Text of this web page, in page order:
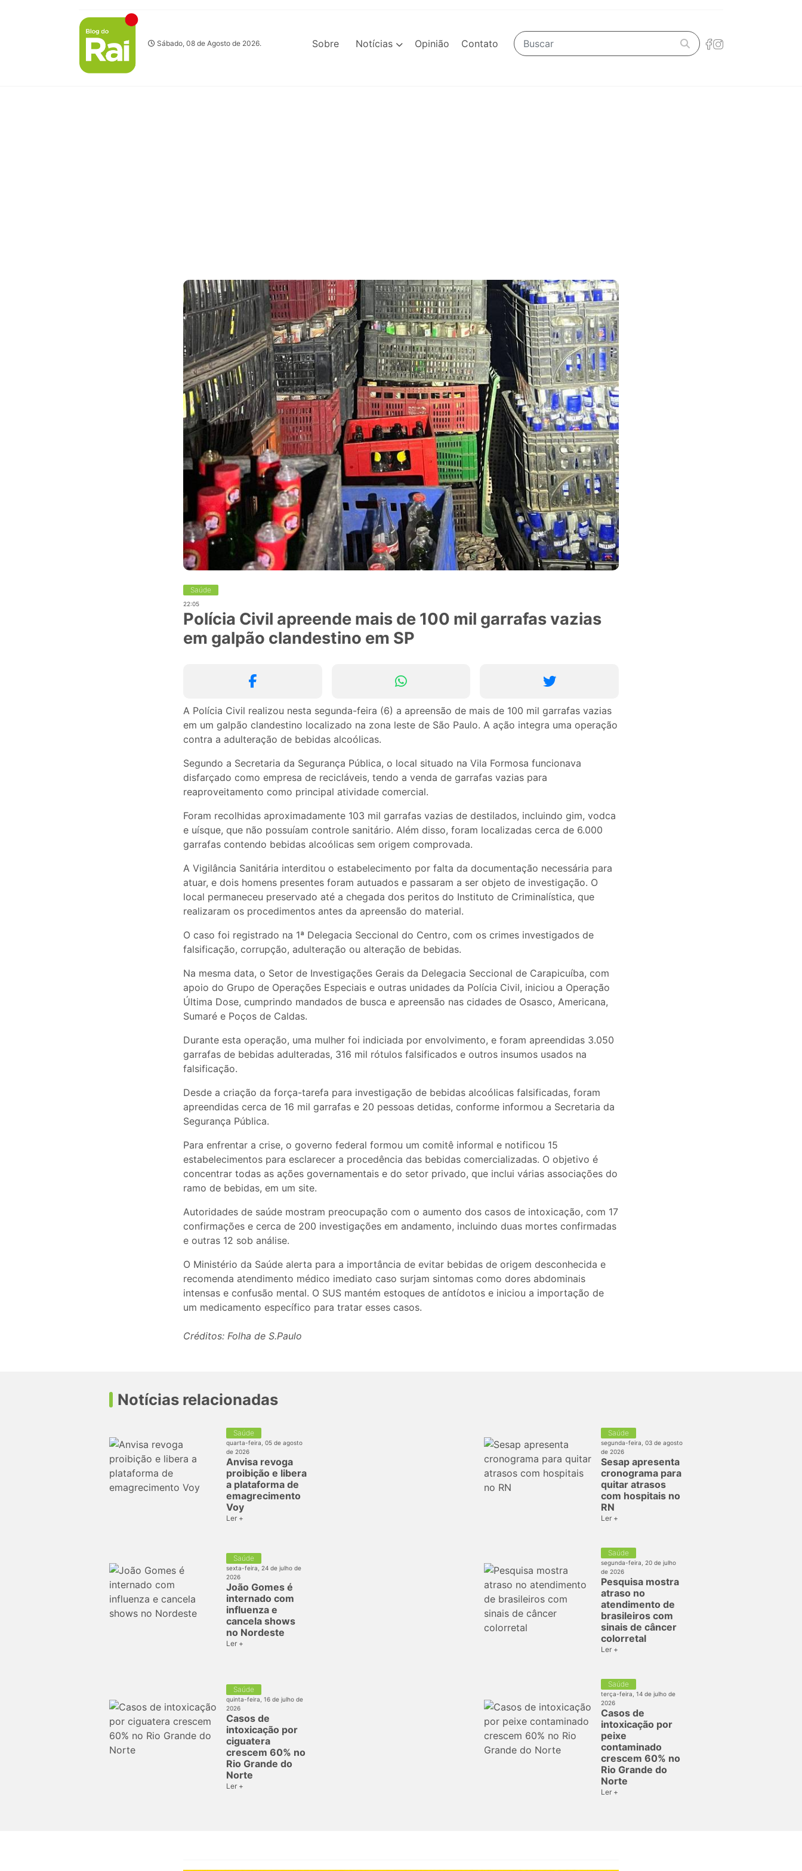
Sábado, 08 de Agosto de 2026. Sobre Notícias Opinião Contato
Saúde
22:05
Polícia Civil apreende mais de 100 mil garrafas vazias
em galpão clandestino em SP
A Polícia Civil realizou nesta segunda-feira (6) a apreensão de mais de 100 mil garrafas vazias
em um galpão clandestino localizado na zona leste de São Paulo. A ação integra uma operação
contra a adulteração de bebidas alcoólicas.
Segundo a Secretaria da Segurança Pública, o local situado na Vila Formosa funcionava
disfarçado como empresa de recicláveis, tendo a venda de garrafas vazias para
reaproveitamento como principal atividade comercial.
Foram recolhidas aproximadamente 103 mil garrafas vazias de destilados, incluindo gim, vodca
e uísque, que não possuíam controle sanitário. Além disso, foram localizadas cerca de 6.000
garrafas contendo bebidas alcoólicas sem origem comprovada.
A Vigilância Sanitária interditou o estabelecimento por falta da documentação necessária para
atuar, e dois homens presentes foram autuados e passaram a ser objeto de investigação. O
local permaneceu preservado até a chegada dos peritos do Instituto de Criminalística, que
realizaram os procedimentos antes da apreensão do material.
O caso foi registrado na 1ª Delegacia Seccional do Centro, com os crimes investigados de
falsificação, corrupção, adulteração ou alteração de bebidas.
Na mesma data, o Setor de Investigações Gerais da Delegacia Seccional de Carapicuíba, com
apoio do Grupo de Operações Especiais e outras unidades da Polícia Civil, iniciou a Operação
Última Dose, cumprindo mandados de busca e apreensão nas cidades de Osasco, Americana,
Sumaré e Poços de Caldas.
Durante esta operação, uma mulher foi indiciada por envolvimento, e foram apreendidas 3.050
garrafas de bebidas adulteradas, 316 mil rótulos falsificados e outros insumos usados na
falsificação.
Desde a criação da força-tarefa para investigação de bebidas alcoólicas falsificadas, foram
apreendidas cerca de 16 mil garrafas e 20 pessoas detidas, conforme informou a Secretaria da
Segurança Pública.
Para enfrentar a crise, o governo federal formou um comitê informal e notificou 15
estabelecimentos para esclarecer a procedência das bebidas comercializadas. O objetivo é
concentrar todas as ações governamentais e do setor privado, que inclui várias associações do
ramo de bebidas, em um site.
Autoridades de saúde mostram preocupação com o aumento dos casos de intoxicação, com 17
confirmações e cerca de 200 investigações em andamento, incluindo duas mortes confirmadas
e outras 12 sob análise.
O Ministério da Saúde alerta para a importância de evitar bebidas de origem desconhecida e
recomenda atendimento médico imediato caso surjam sintomas como dores abdominais
intensas e confusão mental. O SUS mantém estoques de antídotos e iniciou a importação de
um medicamento específico para tratar esses casos.
Créditos: Folha de S.Paulo
Notícias relacionadas
Saúde
quarta-feira, 05 de agosto
de 2026
Anvisa revoga
proibição e libera
a plataforma de
emagrecimento
Voy
Ler +
Saúde
segunda-feira, 03 de agosto
de 2026
Sesap apresenta
cronograma para
quitar atrasos
com hospitais no
RN
Ler +
Saúde
sexta-feira, 24 de julho de
2026
João Gomes é
internado com
influenza e
cancela shows
no Nordeste
Ler +
Saúde
segunda-feira, 20 de julho
de 2026
Pesquisa mostra
atraso no
atendimento de
brasileiros com
sinais de câncer
colorretal
Ler +
Saúde
quinta-feira, 16 de julho de
2026
Casos de
intoxicação por
ciguatera
crescem 60% no
Rio Grande do
Norte
Ler +
Saúde
terça-feira, 14 de julho de
2026
Casos de
intoxicação por
peixe
contaminado
crescem 60% no
Rio Grande do
Norte
Ler +